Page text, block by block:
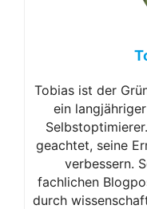
Tobias ist der
ein
geachtet, seine
verbessern.
fachlichen
durch